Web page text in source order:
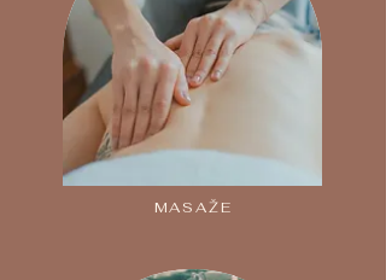
MASAŽE